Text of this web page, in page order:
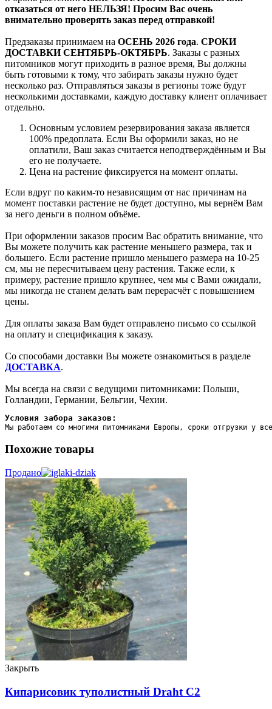
отказаться от него НЕЛЬЗЯ! Просим Вас очень
внимательно проверять заказ перед отправкой!
Предзаказы принимаем на ОСЕНЬ 2026 года. СРОКИ
ДОСТАВКИ СЕНТЯБРЬ-ОКТЯБРЬ. Заказы с разных
питомников могут приходить в разное время, Вы должны
быть готовыми к тому, что забирать заказы нужно будет
несколько раз. Отправляться заказы в регионы тоже будут
несколькими доставками, каждую доставку клиент оплачивает
отдельно.
Основным условием резервирования заказа является
100% предоплата. Если Вы оформили заказ, но не
оплатили, Ваш заказ считается неподтверждённым и Вы
его не получаете.
Цена на растение фиксируется на момент оплаты.
Если вдруг по каким-то независящим от нас причинам на
момент поставки растение не будет доступно, мы вернём Вам
за него деньги в полном объёме.
При оформлении заказов просим Вас обратить внимание, что
Вы можете получить как растение меньшего размера, так и
большего. Если растение пришло меньшего размера на 10-25
см, мы не пересчитываем цену растения. Также если, к
примеру, растение пришло крупнее, чем мы с Вами ожидали,
мы никогда не станем делать вам перерасчёт с повышением
цены.
Для оплаты заказа Вам будет отправлено письмо со ссылкой
на оплату и спецификация к заказу.
Со способами доставки Вы можете ознакомиться в разделе
ДОСТАВКА.
Мы всегда на связи с ведущими питомниками: Польши,
Голландии, Германии, Бельгии, Чехии.
Условия забора заказов:
Мы работаем со многими питомниками Европы, сроки отгрузки у
Похожие товары
Продано
Закрыть
Кипарисовик туполистный Draht C2